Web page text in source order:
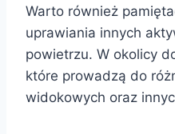
Warto również
uprawiania innych
powietrzu. W okolicy
które prowadzą do
widokowych oraz